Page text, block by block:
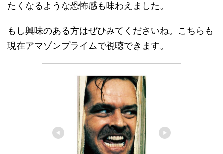
たくなるような恐怖感も味わえました。
もし興味のある方はぜひみてくださいね。こちらも
現在アマゾンプライムで視聴できます。